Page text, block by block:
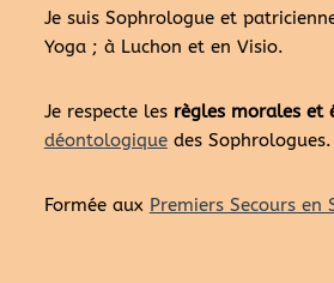
Je suis Sophrologue et
Yoga ; à Luchon et en Visio.
Je respecte les règles morales et
déontologiquedes Sophrologues.
Formée aux Premiers Secours en